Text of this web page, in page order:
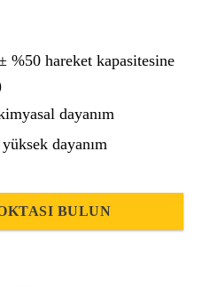
sıcaklık aralığında
uzun ömürlü olmasını
%50 hareket kapasitesine
dayanım
dayanım
BULUN